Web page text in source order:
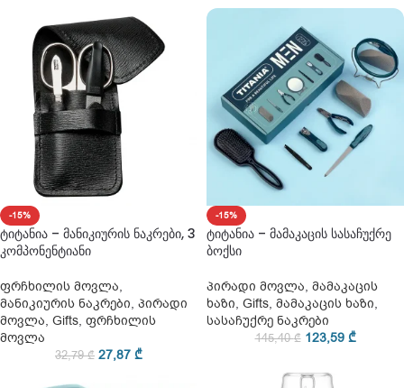
-15%
ტიტანია – მანიკიურის ნაკრები, 3
კომპონენტიანი
ფრჩხილის მოვლა,
მანიკიურის ნაკრები, პირადი
მოვლა, Gifts, ფრჩხილის
მოვლა
32,79₾ 27,87 ₾
-15%
ტიტანია – მამაკაცის სასაჩუქრე
ბოქსი
პირადი მოვლა, მამაკაცის
ხაზი, Gifts, მამაკაცის ხაზი,
სასაჩუქრე ნაკრები
145,40₾ 123,59 ₾